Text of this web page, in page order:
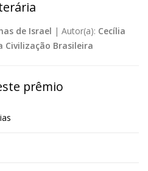
de Israel | Autor(a): Cecília
Civilização Brasileira
prêmio